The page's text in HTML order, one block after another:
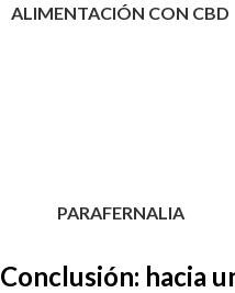
ALIMENTACIÓN CON CBD
PARAFERNALIA
Conclusión: hacia